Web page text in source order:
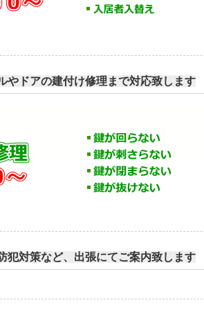
やドアの建付け修理まで対応致します
犯対策など、出張にてご案内致します